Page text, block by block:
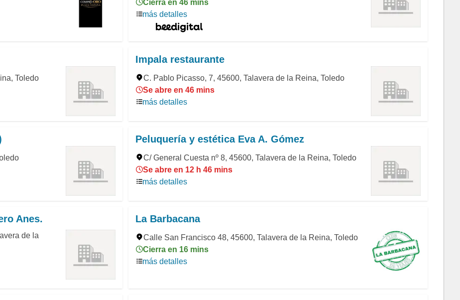
Cierra en 46 mins
más detalles
Toledo
Impala restaurante
C. Pablo Picasso, 7, 45600, Talavera de la Reina, Toledo
Se abre en 46 mins
más detalles
Peluquería y estética Eva A. Gómez
C/ General Cuesta nº 8, 45600, Talavera de la Reina, Toledo
Se abre en 12 h 46 mins
más detalles
Anes.
de la
La Barbacana
Calle San Francisco 48, 45600, Talavera de la Reina, Toledo
Cierra en 16 mins
más detalles